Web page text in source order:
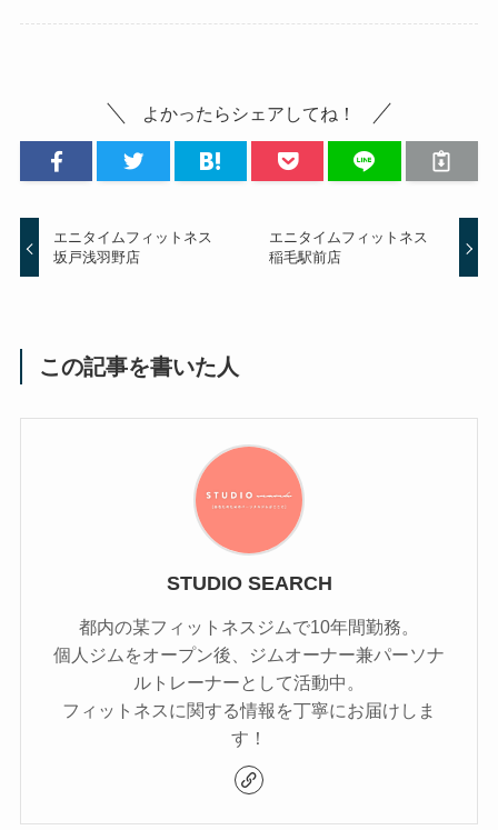
よかったらシェアしてね！
エニタイムフィットネス
坂戸浅羽野店
エニタイムフィットネス
稲毛駅前店
この記事を書いた人
STUDIO SEARCH
都内の某フィットネスジムで10年間勤務。
個人ジムをオープン後、ジムオーナー兼パーソナ
ルトレーナーとして活動中。
フィットネスに関する情報を丁寧にお届けしま
す！